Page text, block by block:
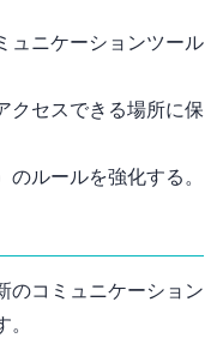
ュニケーションツール
クセスできる場所に保
ルールを強化する。
のコミュニケーション